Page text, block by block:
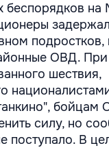
беспорядков на
ОВД. При
шествия,
силу, но
поступало. В